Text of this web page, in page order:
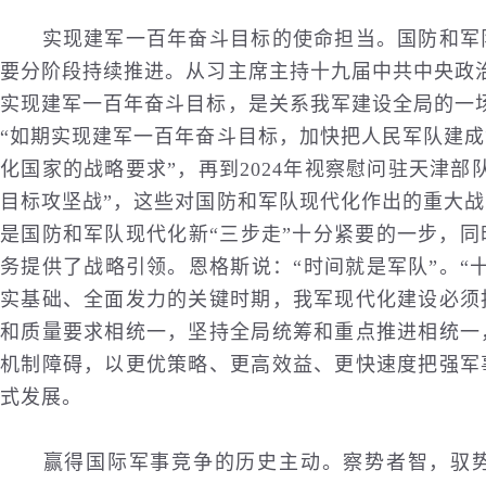
实现建军一百年奋斗目标的使命担当。国防和军
要分阶段持续推进。从习主席主持十九届中共中央
实现建军一百年奋斗目标，是关系我军建设全局的
“如期实现建军一百年奋斗目标，加快把人民军队建
化国家的战略要求”，再到2024年视察慰问驻天津部
目标攻坚战”，这些对国防和军队现代化作出的重大
是国防和军队现代化新“三步走”十分紧要的一步，
务提供了战略引领。恩格斯说：“时间就是军队”。“
实基础、全面发力的关键时期，我军现代化建设必
和质量要求相统一，坚持全局统筹和重点推进相统
机制障碍，以更优策略、更高效益、更快速度把强
式发展。
赢得 国际军事竞争的历史主动。察势者智，驭